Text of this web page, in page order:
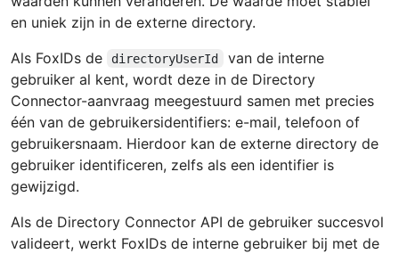
en uniek zijn in de externe directory.
Als FoxIDs de
directoryUserId
van de interne
gebruiker al kent, wordt deze in de Directory
Connector-aanvraag meegestuurd samen met precies
één van de gebruikersidentifiers: e-mail, telefoon of
gebruikersnaam. Hierdoor kan de externe directory de
gebruiker identificeren, zelfs als een identifier is
gewijzigd.
Als de Directory Connector API de gebruiker succesvol
valideert, werkt FoxIDs de interne gebruiker bij met de